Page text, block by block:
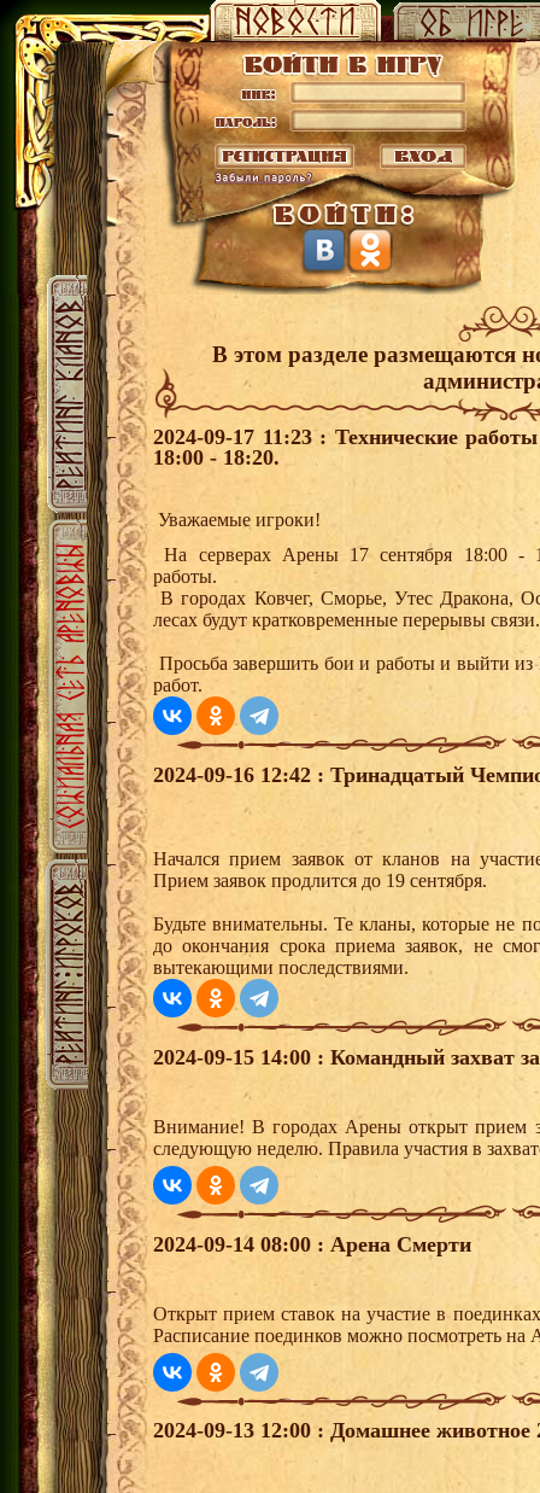
В этом разделе размещаются
2024-09-17 11:23 : Технические
18:00 - 18:20.
Уважаемые игроки!
На серверах Арены 17 сентября 18:00 -
работы.
В городах Ковчег, Сморье, Утес Дракона,
лесах будут кратковременные перерывы
Просьба завершить бои и работы и выйти
работ.
2024-09-16 12:42 : Тринадцатый
Начался прием заявок от кланов на
Прием заявок продлится до 19 сентября.
Будьте внимательны. Те кланы, которые не
до окончания срока приема заявок, не
вытекающими последствиями.
2024-09-15 14:00 : Командный захват
Внимание! В городах Арены открыт прием
следующую неделю. Правила участия в
2024-09-14 08:00 : Арена Смерти
Открыт прием ставок на участие в
Расписание поединков можно посмотреть на
2024-09-13 12:00 : Домашнее животное